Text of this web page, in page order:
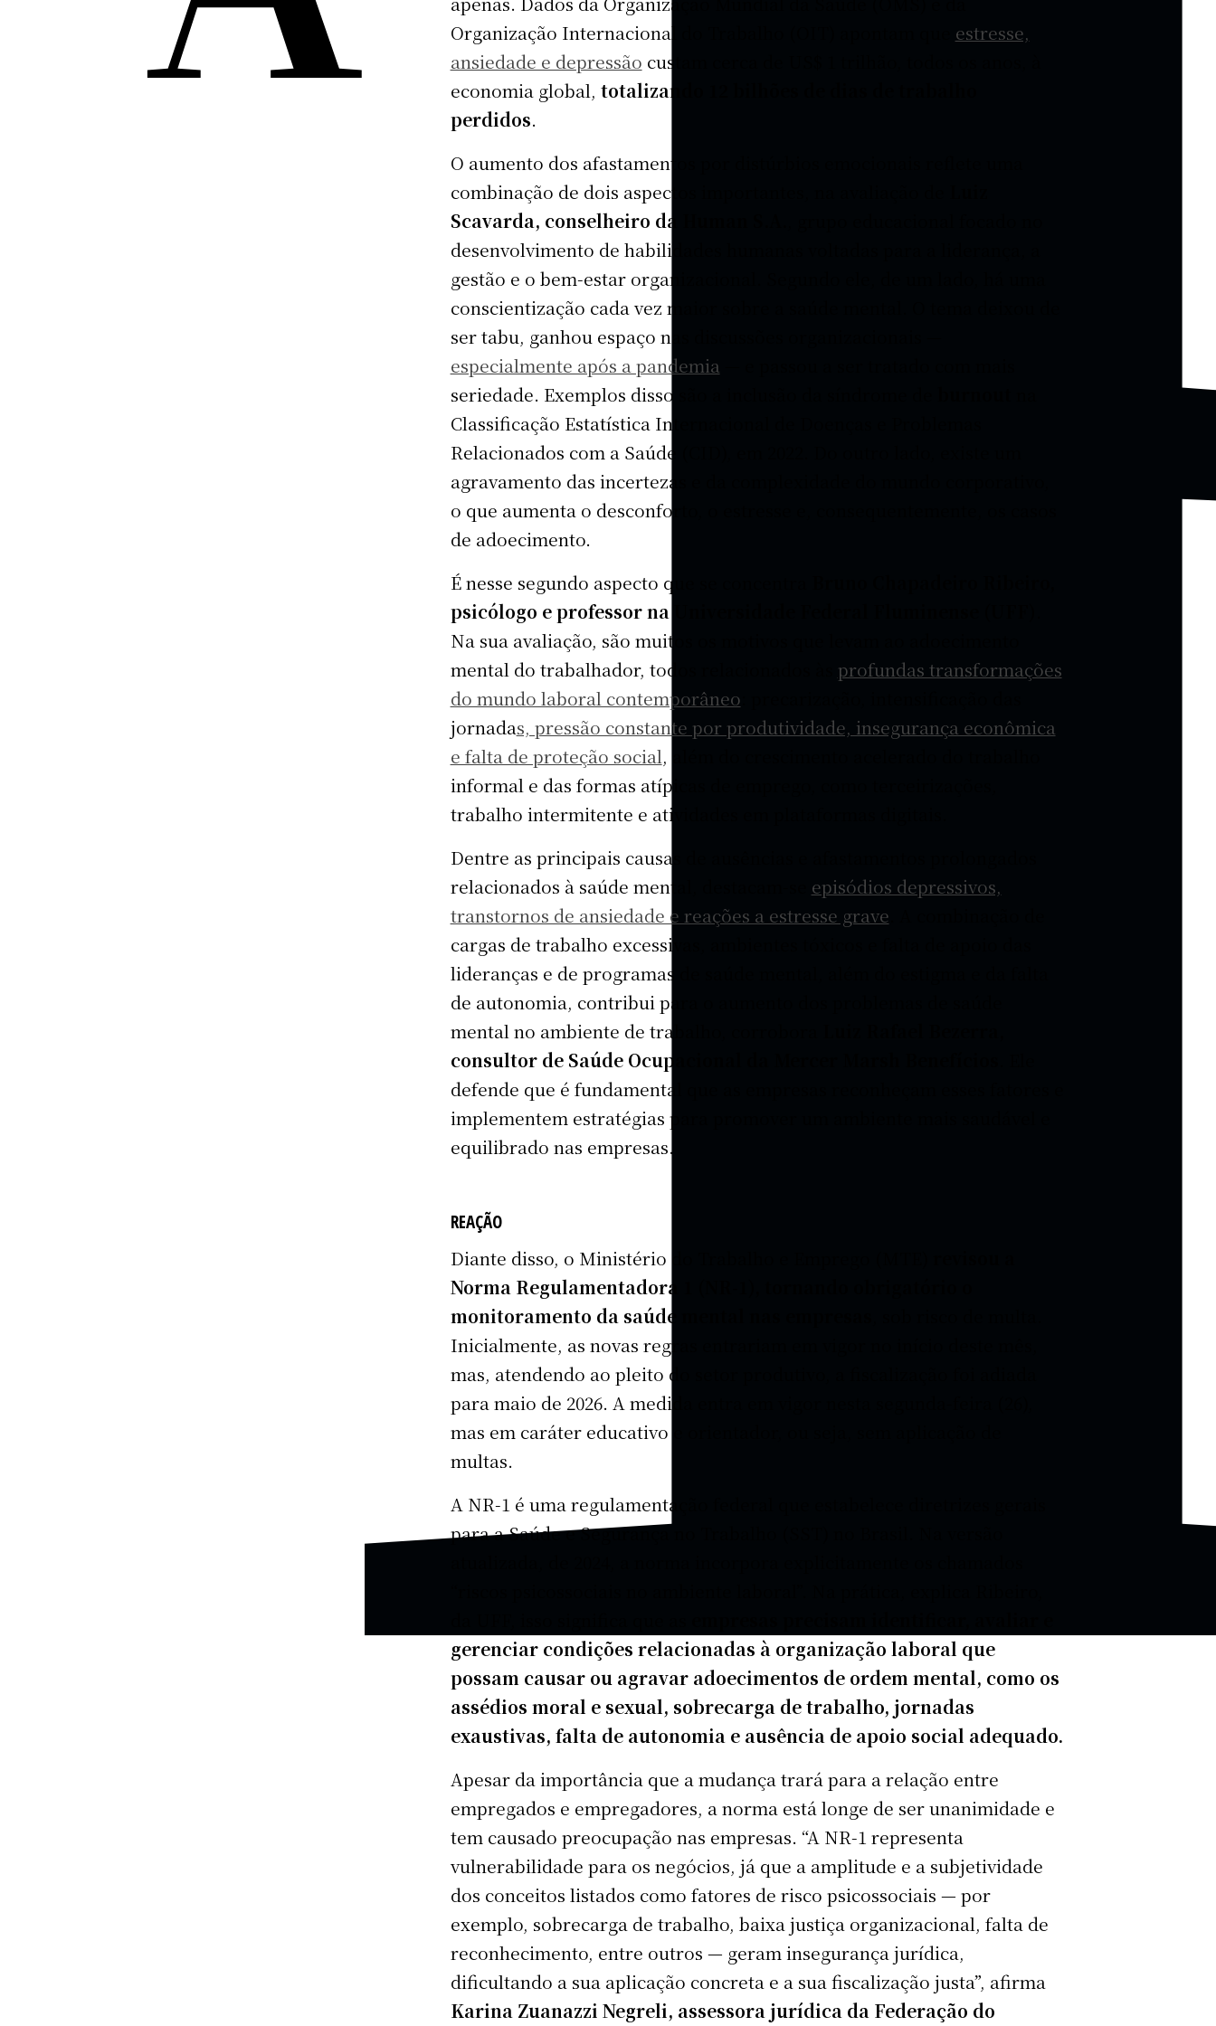
Organização Internacional do Trabalho (OIT) apontam que estresse,
ansiedade e depressão custam cerca de US$ 1 trilhão, todos os anos, à
economia global, totalizando 12 bilhões de dias de trabalho
perdidos.
O aumento dos afastamentos por distúrbios emocionais reflete uma
combinação de dois aspectos importantes, na avaliação de
Scavarda, conselheiro da Human S.A.
desenvolvimento de habilidades humanas voltadas para a liderança, a
gestão e o bem-estar organizacional. Segundo ele, de um lado, há uma
conscientização cada vez maior sobre a saúde mental. O tema deixou de
ser tabu, ganhou espaço nas discussões organizacionais —
especialmente após a pandemia
seriedade. Exemplos disso são a inclusão da síndrome de
Classificação Estatística Internacional de Doenças e Problemas
Relacionados com a Saúde (CID), em 2022. Do outro lado, existe um
agravamento das incertezas e da complexidade do mundo corporativo,
o que aumenta o desconforto, o estresse e, consequentemente, os casos
de adoecimento.
É nesse segundo aspecto que se concentra
psicólogo e professor na Universidade Federal Fluminense (UFF)
Na sua avaliação, são muitos os motivos que levam ao adoecimento
mental do trabalhador, todos relacionados às profundas transformações
do mundo laboral contemporâneo
jornadas, pressão constante por produtividade, insegurança econômica
e falta de proteção social, além do crescimento acelerado do trabalho
informal e das formas atípicas de emprego, como terceirizações,
trabalho intermitente e atividades em plataformas digitais.
Dentre as principais causas de ausências e afastamentos prolongados
relacionados à saúde mental, destacam-se episódios depressivos,
transtornos de ansiedade e reações a estresse grave
cargas de trabalho excessivas, ambientes tóxicos e falta de apoio das
lideranças e de programas de saúde mental, além do estigma e da falta
de autonomia, contribui para o aumento dos problemas de saúde
mental no ambiente de trabalho, corrobora
consultor de Saúde Ocupacional da Mercer Marsh Benefícios
defende que é fundamental que as empresas reconheçam esses fatores e
implementem estratégias para promover um ambiente mais saudável e
equilibrado nas empresas.
REAÇÃO
Diante disso, o Ministério do Trabalho e Emprego (MTE)
Norma Regulamentadora 1 (NR-1), tornando obrigatório o
monitoramento da saúde mental nas empresas
Inicialmente, as novas regras entrariam em vigor no início deste mês,
mas, atendendo ao pleito do setor produtivo, a fiscalização foi adiada
para maio de 2026. A medida entra em vigor nesta segunda-feira (26),
mas em caráter educativo e orientador, ou seja, sem aplicação de
multas.
A NR-1 é uma regulamentação federal que estabelece diretrizes gerais
para a Saúde e Segurança no Trabalho (SST) no Brasil. Na versão
gerenciar condições relacionadas à organização laboral que
possam causar ou agravar adoecimentos de ordem mental, como os
assédios moral e sexual, sobrecarga de trabalho, jornadas
exaustivas, falta de autonomia e ausência de apoio social adequado.
Apesar da importância que a mudança trará para a relação entre
empregados e empregadores, a norma está longe de ser unanimidade e
tem causado preocupação nas empresas. “A NR-1 representa
vulnerabilidade para os negócios, já que a amplitude e a subjetividade
dos conceitos listados como fatores de risco psicossociais — por
exemplo, sobrecarga de trabalho, baixa justiça organizacional, falta de
reconhecimento, entre outros — geram insegurança jurídica,
dificultando a sua aplicação concreta e a sua fiscalização justa”, afirma
Karina Zuanazzi Negreli, assessora jurídica da Federação do